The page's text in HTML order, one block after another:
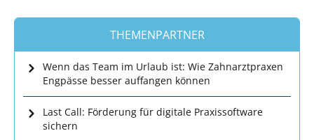
THEMENPARTNER
Wenn das Team im Urlaub ist: Wie Zahnarztpraxen
Engpässe besser auffangen können
Last Call: Förderung für digitale Praxissoftware
sichern